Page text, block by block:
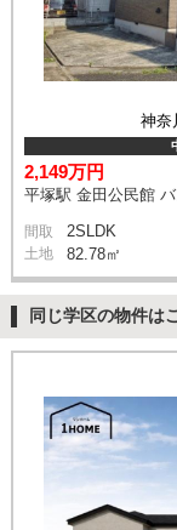
神奈
2,149万円
平塚駅 金田公民館
間取 2SLDK
土地 82.78㎡
同じ学区の物件は